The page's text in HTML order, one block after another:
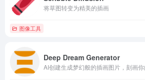
将草图转变为精美的插画
图像工具
Deep Dream Generator
AI创建生成梦幻般的插画图片，刻画